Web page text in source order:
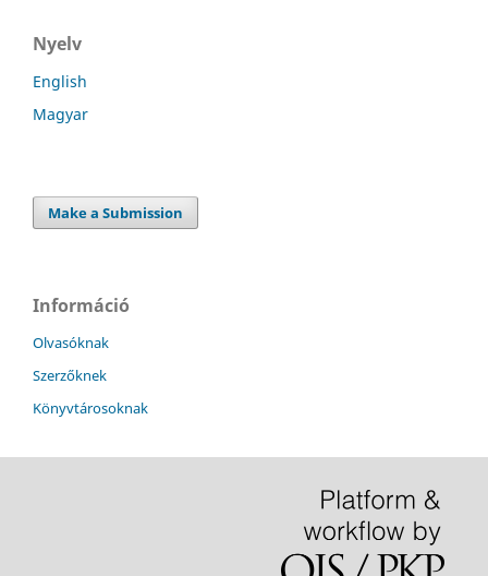
Nyelv
English
Magyar
Make a Submission
Információ
Olvasóknak
Szerzőknek
Könyvtárosoknak